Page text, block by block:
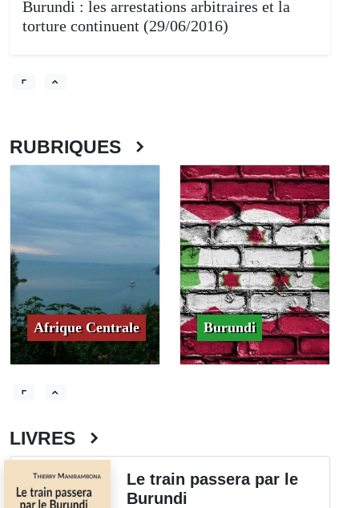
Burundi : les arrestations arbitraires et la
torture continuent (29/06/2016)
RUBRIQUES
Afrique Centrale Burundi
LIVRES
Le train passera par le
Burundi